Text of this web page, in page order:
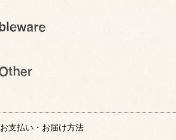
お支払い・お届け方法